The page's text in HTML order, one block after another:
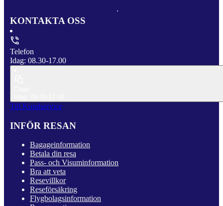
KONTAKTA OSS
Telefon
Idag: 08.30-17.00
Till Kundservice
INFÖR RESAN
Bagageinformation
Betala din resa
Pass- och Visuminformation
Bra att veta
Resevillkor
Reseförsäkring
Flygbolagsinformation